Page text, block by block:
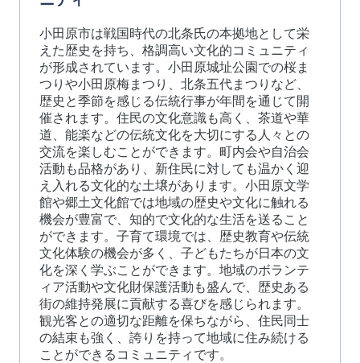
小田原市は戦国時代の北条氏の本拠地として栄
えた歴史を持ち、格調高い文化的コミュニティ
が形成されています。小田原城址公園での桜ま
つりや小田原梅まつり、北条五代まつりなど、
歴史と季節を感じる伝統行事が年間を通じて開
催されます。住民の文化意識も高く、茶道や華
道、能楽などの伝統文化を大切にする人々との
交流を楽しむことができます。町内会や自治会
活動も品格があり、新住民に対しても温かく迎
え入れる文化的な土壌があります。小田原文学
館や郷土文化館では地域の歴史や文化に触れる
機会が豊富で、知的で文化的な生活を送ること
ができます。子育て環境では、歴史教育や伝統
文化体験の機会が多く、子どもたちが日本の文
化を深く学ぶことができます。地域のボランテ
ィア活動や文化財保護活動も盛んで、歴史ある
街の維持発展に貢献する喜びを感じられます。
観光客との適切な距離を保ちながら、住民同士
の結束も強く、誇りを持って地域に住み続ける
ことができるコミュニティです。